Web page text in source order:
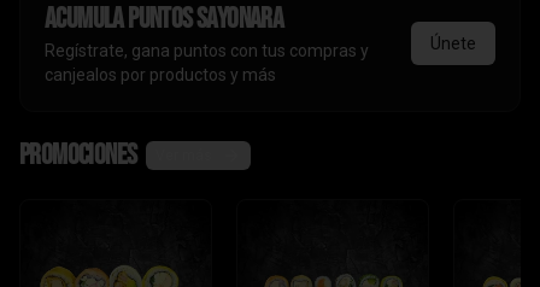
Acumulapuntos sayonara
Regístrate, gana puntos con tus compras y
canjealos por productos y más
Únete
Promociones